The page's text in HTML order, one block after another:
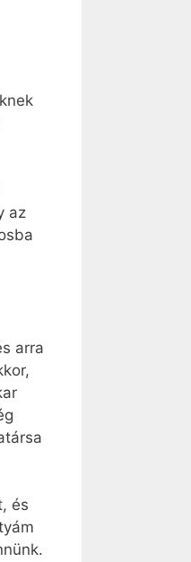
az
arra
és